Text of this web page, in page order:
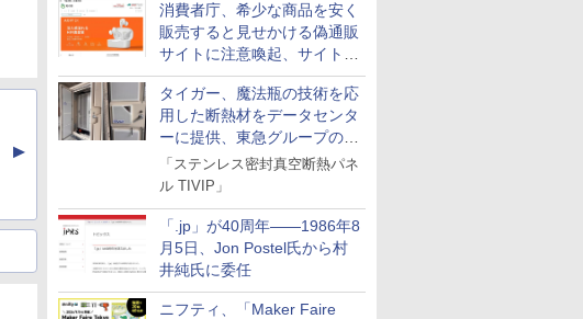
消費者庁、希少な商品を安く
販売すると見せかける偽通販
サイトに注意喚起、サイト名
とドメイン名を公表
タイガー、魔法瓶の技術を応
用した断熱材をデータセンタ
ーに提供、東急グループの実
証実験で
「ステンレス密封真空断熱パネ
ル TIVIP」
「.jp」が40周年――1986年8
月5日、Jon Postel氏から村
井純氏に委任
ニフティ、「Maker Faire
▲